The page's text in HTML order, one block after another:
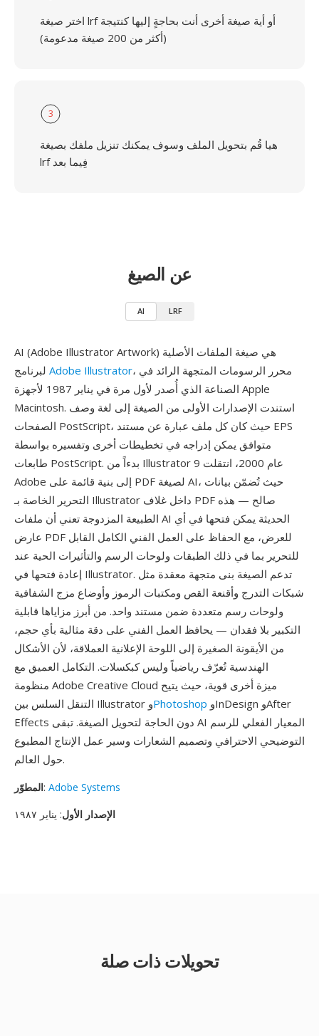
اختر صيغة lrf أو أية صيغة أخرى أنت بحاجةٍ إليها كنتيجة
(أكثر من 200 صيغة مدعومة)
3
هيا قُم بتحويل الملف وسوف يمكنك تنزيل ملفك بصيغة
lrf فِيما بعد
عن الصيغ
AI LRF
AI (Adobe Illustrator Artwork) هي صيغة الملفات الأصلية
Adobe Illustrator، محرر الرسومات المتجهة الرائد في
الصناعة الذي أُصدر لأول مرة في يناير 1987 لأجهزة Apple
Macintosh. استندت الإصدارات الأولى من الصيغة إلى لغة وصف
الصفحات PostScript، حيث كان كل ملف عبارة عن مستند EPS
متوافق يمكن إدراجه في تخطيطات أخرى وتفسيره بواسطة
طابعات PostScript. بدءاً من Illustrator 9 عام 2000، انتقلت
Adobe إلى بنية قائمة على PDF لصيغة AI، حيث تُضمّن بيانات
التحرير الخاصة بـ Illustrator داخل غلاف PDF صالح — هذه
الطبيعة المزدوجة تعني أن ملفات AI الحديثة يمكن فتحها في أي
عارض PDF للعرض، مع الحفاظ على العمل الفني الكامل القابل
للتحرير بما في ذلك الطبقات ولوحات الرسم والتأثيرات الحية عند
إعادة فتحها في Illustrator. تدعم الصيغة بنى متجهة معقدة مثل
شبكات التدرج وأقنعة القص ومكتبات الرموز وأوضاع مزج الشفافية
ولوحات رسم متعددة ضمن مستند واحد. من أبرز مزاياها قابلية
التكبير بلا فقدان — يحافظ العمل الفني على دقة مثالية بأي حجم،
من الأيقونة الصغيرة إلى اللوحة الإعلانية العملاقة، لأن الأشكال
الهندسية تُعرّف رياضياً وليس كبكسلات. التكامل العميق مع
منظومة Adobe Creative Cloud ميزة أخرى قوية، حيث يتيح
التنقل السلس بين Illustrator وPhotoshop
Effects دون الحاجة لتحويل الصيغة. تبقى AI المعيار الفعلي للرسم
التوضيحي الاحترافي وتصميم الشعارات وسير عمل الإنتاج المطبوع
حول العالم.
المطوّر: Adobe Systems
الإصدار الأول: يناير ١٩٨٧
تحويلات ذات صلة